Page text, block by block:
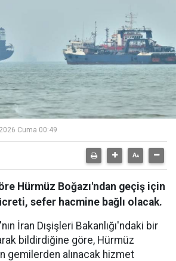
Cuma 00:49
Hürmüz Boğazı'ndan geçiş için
sefer hacmine bağlı olacak.
İran Dışişleri Bakanlığı'ndaki bir
bildirdiğine göre, Hürmüz
gemilerden alınacak hizmet